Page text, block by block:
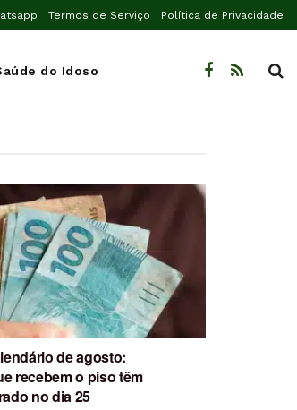
Termos de Serviço Política de Privacidade
do Idoso
de agosto:
recebem o piso têm
no dia 25